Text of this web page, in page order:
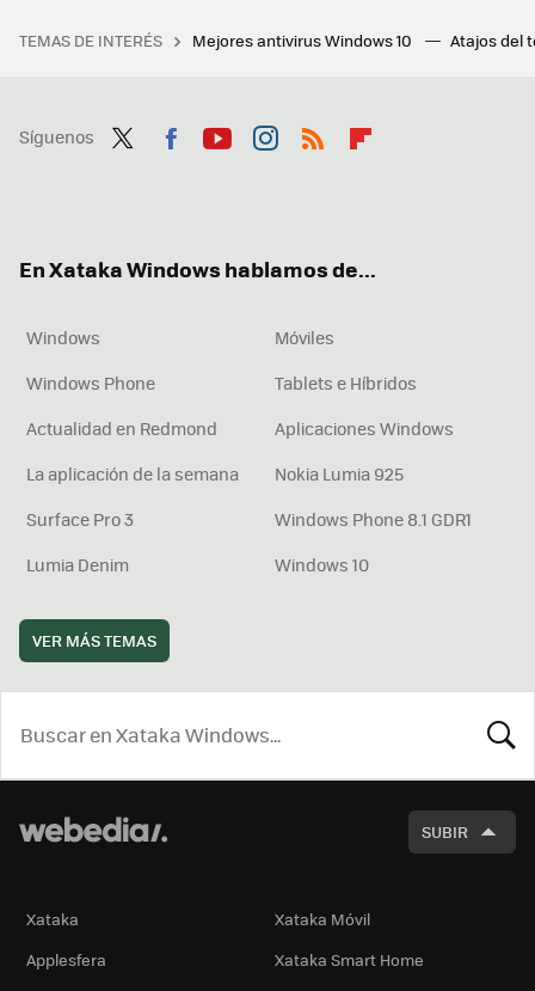
TEMAS DE INTERÉS Mejores antivirus Windows 10 Atajos del
Síguenos
En Xataka Windows hablamos de...
Windows
Móviles
Windows Phone
Tablets e Híbridos
Actualidad en Redmond
Aplicaciones Windows
La aplicación de la semana
Nokia Lumia 925
Surface Pro 3
Windows Phone 8.1 GDR1
Lumia Denim
Windows 10
VER MÁS TEMAS
SUBIR
Xataka
Xataka Móvil
Applesfera
Xataka Smart Home